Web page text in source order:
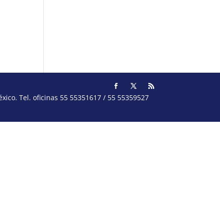
Tel. oficinas 55 55351617 / 55 55359527